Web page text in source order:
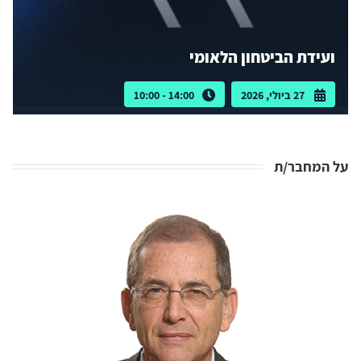
ועידת הביטחון הלאומי
27 ביולי, 2026 14:00 - 10:00
על המחבר/ת